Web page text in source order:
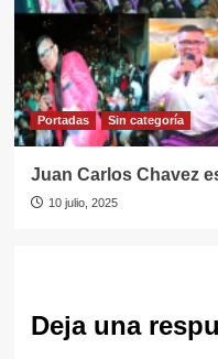
Portadas Sin categorí­a
Juan Carlos Chavez
10 julio, 2025
Deja una